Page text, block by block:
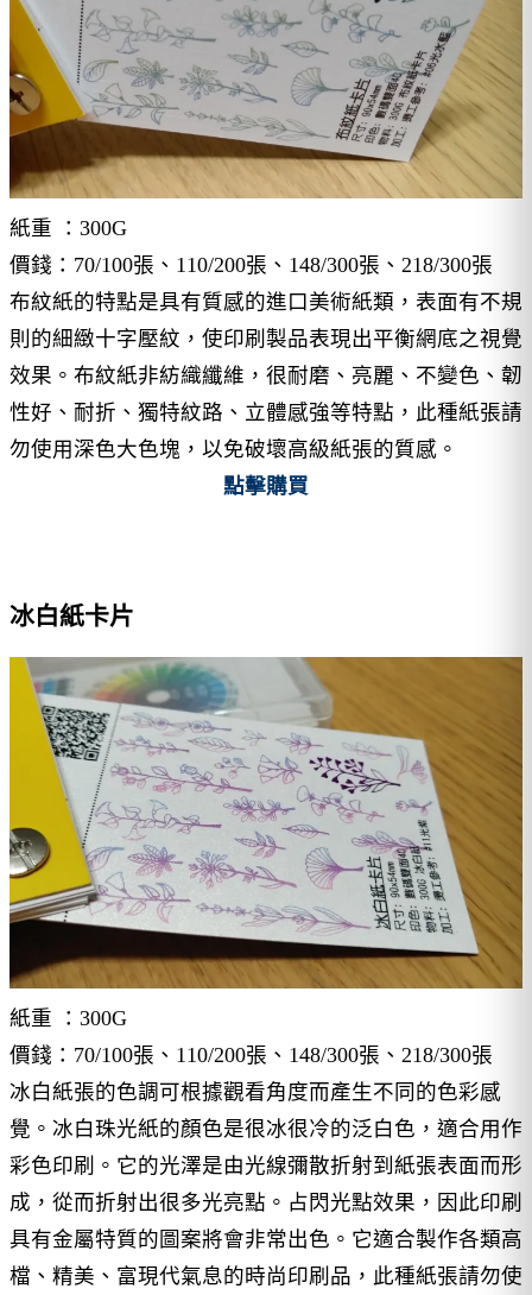
紙重 ：300G
價錢：70/100張、110/200張、148/300張、218/300張
布紋紙的特點是具有質感的進口美術紙類，表面有不規
則的細緻十字壓紋，使印刷製品表現出平衡網底之視覺
效果。布紋紙非紡織纖維，很耐磨、亮麗、不變色、韌
性好、耐折、獨特紋路、立體感強等特點，此種紙張請
勿使用深色大色塊，以免破壞高級紙張的質感。
點擊購買
冰白紙卡片
紙重 ：300G
價錢：70/100張、110/200張、148/300張、218/300張
冰白紙張的色調可根據觀看角度而產生不同的色彩感
覺。冰白珠光紙的顏色是很冰很冷的泛白色，適合用作
彩色印刷。它的光澤是由光線彌散折射到紙張表面而形
成，從而折射出很多光亮點。占閃光點效果，因此印刷
具有金屬特質的圖案將會非常出色。它適合製作各類高
檔、精美、富現代氣息的時尚印刷品，此種紙張請勿使